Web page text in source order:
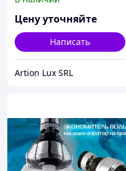
Цену уточняйте
Написать
Artion Lux SRL